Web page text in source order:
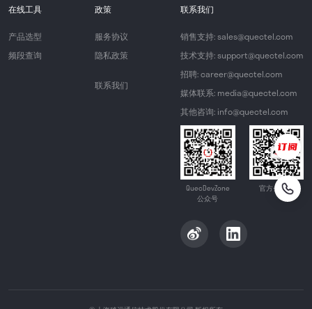
在线工具
产品选型
频段查询
政策
服务协议
隐私政策
联系我们
联系我们
销售支持: sales@quectel.com
技术支持: support@quectel.com
招聘: career@quectel.com
媒体联系: media@quectel.com
其他咨询: info@quectel.com
QuecDevZone
公众号
官方公众号